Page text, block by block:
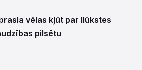
vēlas kļūt par Ilūkstes
pilsētu